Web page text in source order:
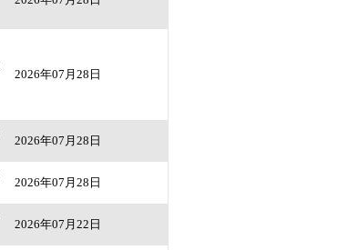
2026年07月28日
2026年07月28日
2026年07月28日
2026年07月22日